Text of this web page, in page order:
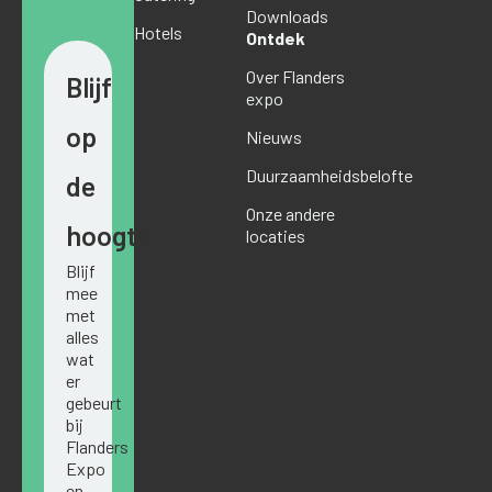
Blijf
op
de
hoogte
Blijf
mee
met
alles
wat
er
gebeurt
bij
Flanders
Expo
Hotels
Downloads
Ontdek
Over Flanders
expo
Nieuws
Duurzaamheidsbelofte
Onze andere
locaties